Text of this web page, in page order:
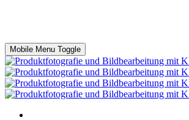
Mobile Menu Toggle